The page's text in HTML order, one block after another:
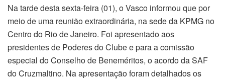
Na tarde desta sexta-feira (01), o Vasco informou que por
meio de uma reunião extraordinária, na sede da KPMG no
Centro do Rio de Janeiro. Foi apresentado aos
presidentes de Poderes do Clube e para a comissão
especial do Conselho de Beneméritos, o acordo da SAF
do Cruzmaltino. Na apresentação foram detalhados os